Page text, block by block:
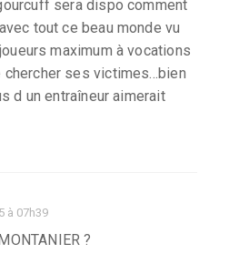
sera dispo comment
tout ce beau monde vu
maximum à vocations
ses victimes...bien
d un entraîneur aimerait
à 07h39
?